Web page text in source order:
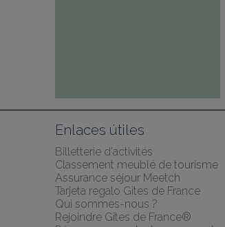
Enlaces útiles
Billetterie d'activités
Classement meublé de tourisme
Assurance séjour Meetch
Tarjeta regalo Gîtes de France
Qui sommes-nous ?
Rejoindre Gîtes de France®